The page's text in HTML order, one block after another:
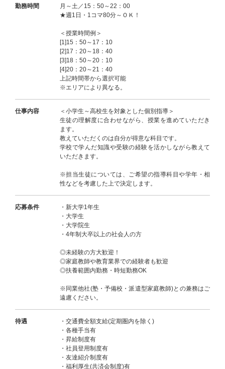
勤務時間
月～土／15：50～22：00
★週1日・1コマ80分～ＯＫ！
＜授業時間例＞
[1]15：50～17：10
[2]17：20～18：40
[3]18：50～20：10
[4]20：20～21：40
上記時間帯から選択可能
※エリアにより異なる。
仕事内容
＜小学生～高校生を対象とした個別指導＞
生徒の理解度に合わせながら、授業を進めていただき
ます。
教えていただくのは自分が得意な科目です。
学校で学んだ知識や受験の経験を活かしながら教えて
いただきます。
※担当生徒については、ご希望の指導科目や学年・相
性などを考慮した上で決定します。
応募条件
・新大学1年生
・大学生
・大学院生
・4年制大卒以上の社会人の方
◎未経験の方大歓迎！
◎家庭教師や教育業界での経験者も歓迎
◎扶養範囲内勤務・時短勤務OK
※同業他社(塾・予備校・派遣型家庭教師)との兼務はご
遠慮ください。
待遇
・交通費全額支給(定期圏内を除く)
・各種手当有
・昇給制度有
・社員登用制度有
・友達紹介制度有
・福利厚生(共済会制度)有